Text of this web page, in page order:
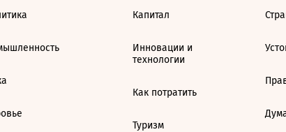
Капитал
Инновации и
технологии
Как потратить
Туризм